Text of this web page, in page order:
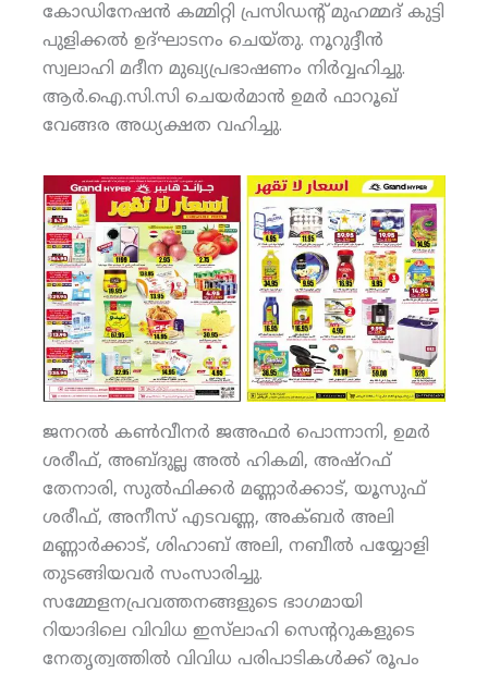
കോഡിനേഷന്‍ കമ്മിറ്റി പ്രസിഡന്റ് മുഹമ്മദ് കുട്ടി
പുളിക്കല്‍ ഉദ്ഘാടനം ചെയ്തു. നൂറുദ്ദീന്‍
സ്വലാഹി മദീന മുഖ്യപ്രഭാഷണം നിര്‍വ്വഹിച്ചു.
ആര്‍.ഐ.സി.സി ചെയര്‍മാന്‍ ഉമര്‍ ഫാറൂഖ്
വേങ്ങര അധ്യക്ഷത വഹിച്ചു.
ജനറല്‍ കണ്‍വീനര്‍ ജഅഫര്‍ പൊന്നാനി, ഉമര്‍
ശരീഫ്, അബ്ദുല്ല അല്‍ ഹികമി, അഷ്‌റഫ്
തേനാരി, സുല്‍ഫിക്കര്‍ മണ്ണാര്‍ക്കാട്, യൂസുഫ്
ശരീഫ്, അനീസ് എടവണ്ണ, അക്ബര്‍ അലി
മണ്ണാര്‍ക്കാട്, ശിഹാബ് അലി, നബീല്‍ പയ്യോളി
തുടങ്ങിയവര്‍ സംസാരിച്ചു.
സമ്മേളനപ്രവത്തനങ്ങളുടെ ഭാഗമായി
റിയാദിലെ വിവിധ ഇസ്‌ലാഹി സെന്ററുകളുടെ
നേതൃത്വത്തില്‍ വിവിധ പരിപാടികള്‍ക്ക് രൂപം